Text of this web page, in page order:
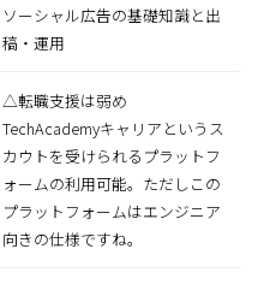
ソーシャル広告の基礎知識と出
稿・運用
△転職支援は弱め
TechAcademyキャリアというス
カウトを受けられるプラットフ
ォームの利用可能。ただしこの
プラットフォームはエンジニア
向きの仕様ですね。